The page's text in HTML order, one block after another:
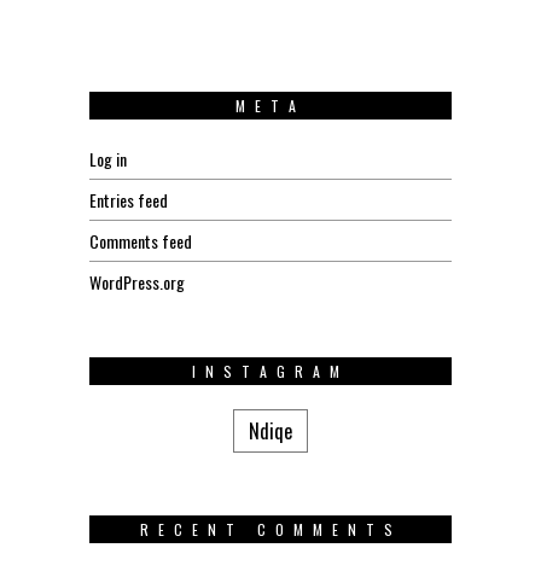
META
Log in
Entries feed
Comments feed
WordPress.org
INSTAGRAM
Ndiqe
RECENT COMMENTS